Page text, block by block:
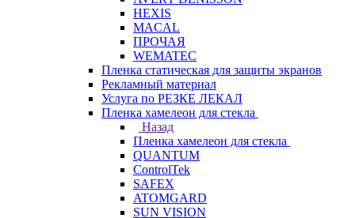
HEXIS
MACAL
ПРОЧАЯ
WEMATEC
Пленка статическая для защиты экранов
Рекламный материал
Услуга по РЕЗКЕ ЛЕКАЛ
Пленка хамелеон для стекла
Назад
Пленка хамелеон для стекла
QUANTUM
ControlTek
SAFEX
ATOMGARD
SUN VISION